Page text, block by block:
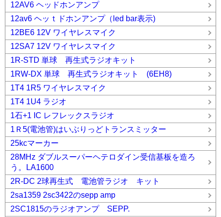
12AV6 ヘッドホンアンプ
12av6 ヘッｔドホンアンプ（led bar表示)
12BE6 12V ワイヤレスマイク
12SA7 12V ワイヤレスマイク
1R-STD 単球 再生式ラジオキット
1RW-DX 単球 再生式ラジオキット (6EH8)
1T4 1R5 ワイヤレスマイク
1T4 1U4 ラジオ
1石+1 IC レフレックスラジオ
1Ｒ5(電池管)はいぶりっどトランスミッター
25kcマーカー
28MHz ダブルスーパーヘテロダイン受信基板を造ろ
う。LA1600
2R-DC 2球再生式 電池管ラジオ キット
2sa1359 2sc3422のsepp amp
2SC1815のラジオアンプ SEPP.